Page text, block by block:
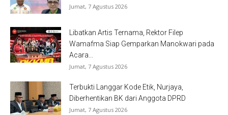
Jumat, 7 Agustus 2026
Libatkan Artis Ternama, Rektor Filep
Wamafma Siap Gemparkan Manokwari pada
Acara...
Jumat, 7 Agustus 2026
Terbukti Langgar Kode Etik, Nurjaya,
Diberhentikan BK dari Anggota DPRD
Jumat, 7 Agustus 2026